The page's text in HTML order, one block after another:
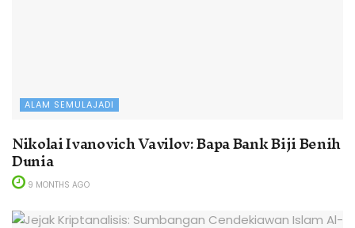
ALAM SEMULAJADI
Nikolai Ivanovich Vavilov: Bapa Bank Biji Benih
Dunia
9 MONTHS AGO